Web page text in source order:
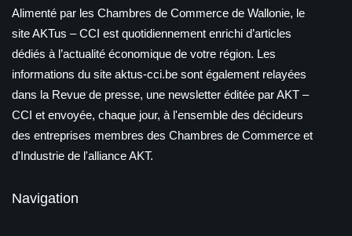
Alimenté par les Chambres de Commerce de Wallonie, le
site AKTus – CCI est quotidiennement enrichi d’articles
dédiés à l’actualité économique de votre région. Les
informations du site aktus-cci.be sont également relayées
dans la Revue de presse, une newsletter éditée par AKT –
CCI et envoyée, chaque jour, à l'ensemble des décideurs
des entreprises membres des Chambres de Commerce et
d'Industrie de l'alliance AKT.
Navigation